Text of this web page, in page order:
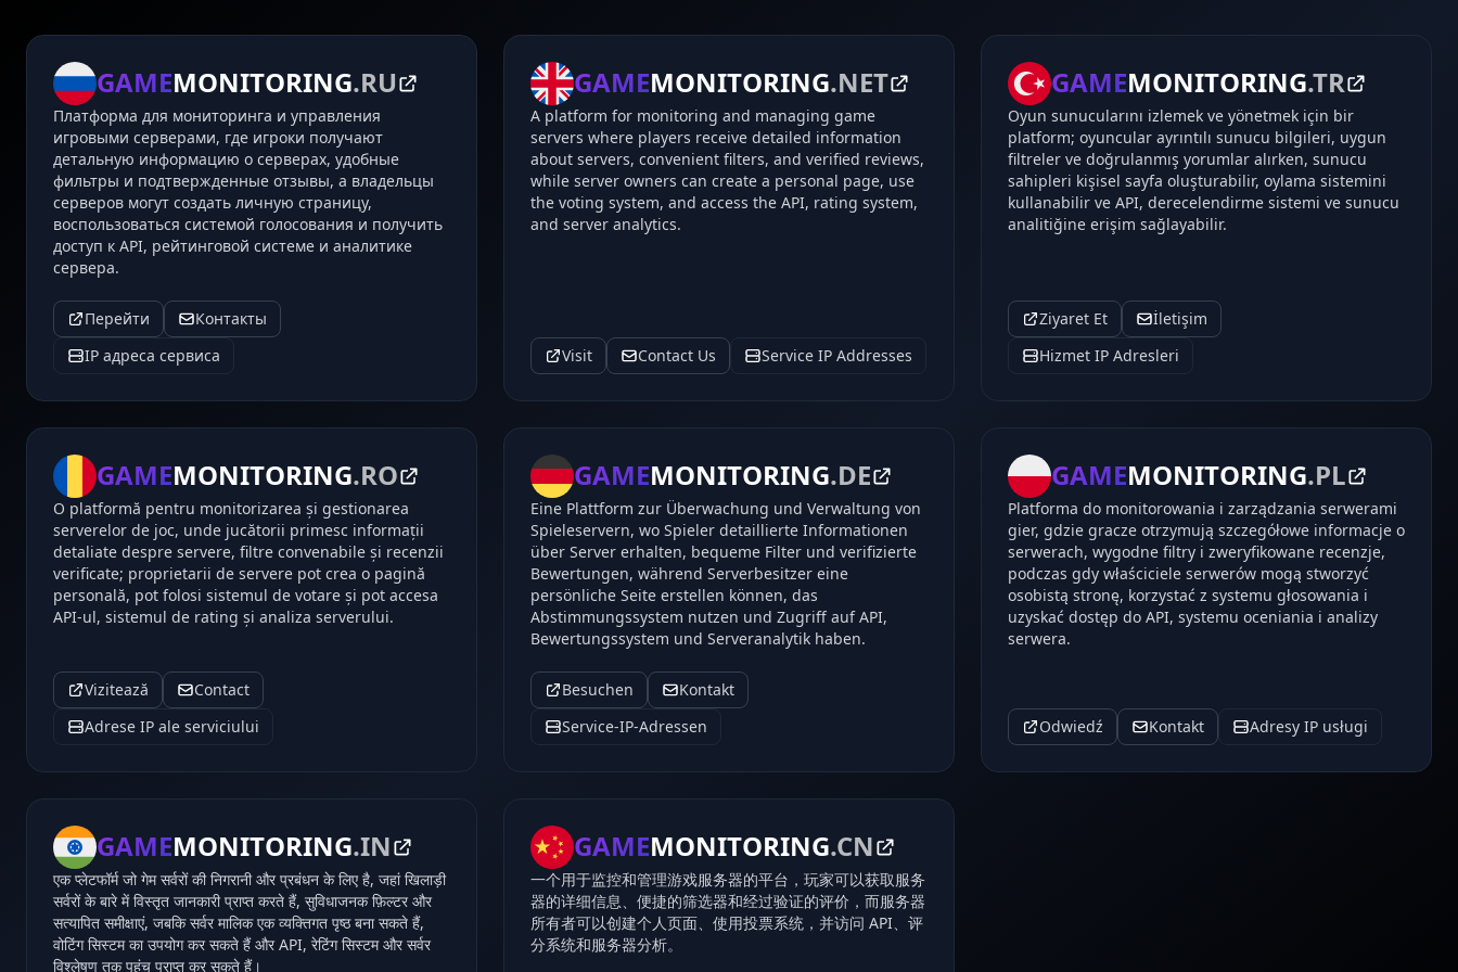
GAMEMONITORING.RU
Платформа для мониторинга и управления
игровыми серверами, где игроки получают
детальную информацию о серверах, удобные
фильтры и подтвержденные отзывы, а владельцы
серверов могут создать личную страницу,
воспользоваться системой голосования и получить
доступ к API, рейтинговой системе и аналитике
сервера.
Перейти
Контакты
IP адреса сервиса
GAMEMONITORING.NET
A platform for monitoring and managing game
servers where players receive detailed information
about servers, convenient filters, and verified reviews,
while server owners can create a personal page, use
the voting system, and access the API, rating system,
and server analytics.
Visit Contact Us Service IP Addresses
GAMEMONITORING.TR
Oyun sunucularını izlemek ve yönetmek için bir
platform; oyuncular ayrıntılı sunucu bilgileri, uygun
filtreler ve doğrulanmış yorumlar alırken, sunucu
sahipleri kişisel sayfa oluşturabilir, oylama sistemini
kullanabilir ve API, derecelendirme sistemi ve sunucu
analitiğine erişim sağlayabilir.
Ziyaret Et
İletişim
Hizmet IP Adresleri
GAMEMONITORING.RO
O platformă pentru monitorizarea și gestionarea
serverelor de joc, unde jucătorii primesc informații
detaliate despre servere, filtre convenabile și recenzii
verificate; proprietarii de servere pot crea o pagină
personală, pot folosi sistemul de votare și pot accesa
API-ul, sistemul de rating și analiza serverului.
Vizitează
Contact
Adrese IP ale serviciului
GAMEMONITORING.DE
Eine Plattform zur Überwachung und Verwaltung von
Spieleservern, wo Spieler detaillierte Informationen
über Server erhalten, bequeme Filter und verifizierte
Bewertungen, während Serverbesitzer eine
persönliche Seite erstellen können, das
Abstimmungssystem nutzen und Zugriff auf API,
Bewertungssystem und Serveranalytik haben.
Besuchen
Kontakt
Service-IP-Adressen
GAMEMONITORING.PL
Platforma do monitorowania i zarządzania serwerami
gier, gdzie gracze otrzymują szczegółowe informacje o
serwerach, wygodne filtry i zweryfikowane recenzje,
podczas gdy właściciele serwerów mogą stworzyć
osobistą stronę, korzystać z systemu głosowania i
uzyskać dostęp do API, systemu oceniania i analizy
serwera.
Odwiedź Kontakt Adresy IP usługi
GAMEMONITORING.IN
एक प्लेटफॉर्म जो गेम सर्वरों की निगरानी और प्रबंधन के लिए है, जहां खिलाड़ी
सर्वरों के बारे में विस्तृत जानकारी प्राप्त करते हैं, सुविधाजनक फ़िल्टर और
सत्यापित समीक्षाएं, जबकि सर्वर मालिक एक व्यक्तिगत पृष्ठ बना सकते हैं,
वोटिंग सिस्टम का उपयोग कर सकते हैं और API, रेटिंग सिस्टम और सर्वर
विश्लेषण तक पहुंच प्राप्त कर सकते हैं।
GAMEMONITORING.CN
一个用于监控和管理游戏服务器的平台，玩家可以获取服务
器的详细信息、便捷的筛选器和经过验证的评价，而服务器
所有者可以创建个人页面、使用投票系统，并访问 API、评
分系统和服务器分析。